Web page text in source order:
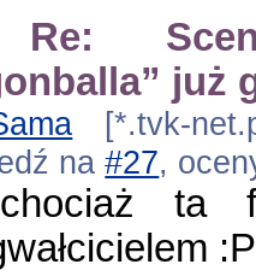
Re:
już
[*.tvk-
na#27,
ta